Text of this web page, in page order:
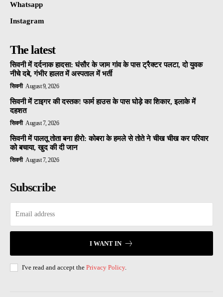
Whatsapp
Instagram
The latest
सिवनी में दर्दनाक हादसा: घंसौर के जाम गांव के पास ट्रैक्टर पलटा, दो युवक
नीचे दबे, गंभीर हालत में अस्पताल में भर्ती
सिवनी August 9, 2026
सिवनी में टाइगर की दस्तक! फार्म हाउस के पास घोड़े का शिकार, इलाके में
दहशत
सिवनी August 7, 2026
सिवनी में पालतू तोता बना हीरो: कोबरा के हमले से तोते ने चीख चीख कर परिवार
को बचाया, खुद की दी जान
सिवनी August 7, 2026
Subscribe
I WANT IN
I've read and accept the Privacy Policy.